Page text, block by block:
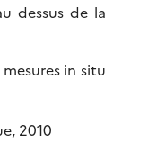
dessus de la
in situ
2010